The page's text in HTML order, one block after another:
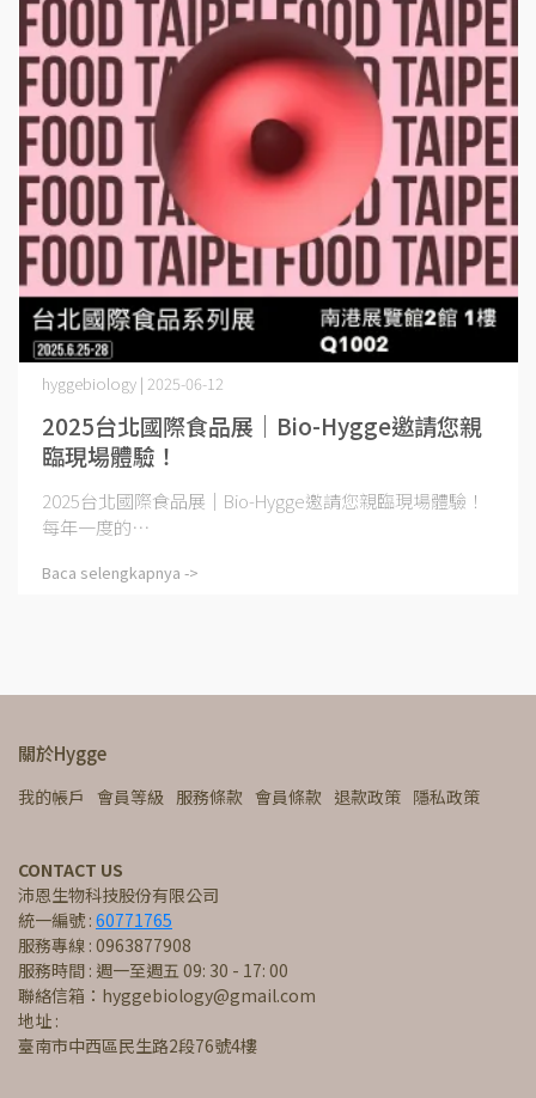
2025台北國際食品展｜Bio-Hygge邀請您親
臨現場體驗！
hyggebiology | 2025-06-12
2025台北國際食品展｜Bio-Hygge邀請您親臨現場體驗！
每年一度的⋯
Baca selengkapnya ->
關於Hygge
我的帳戶 會員等級 服務條款 會員條款 退款政策 隱私政策
CONTACT US
沛恩生物科技股份有限公司
統一編號 : 60771765
服務專線 : 0963877908
服務時間 : 週一至週五 09: 30 - 17: 00
聯絡信箱：hyggebiology@gmail.com
地址 :
臺南市中西區民生路2段76號4樓